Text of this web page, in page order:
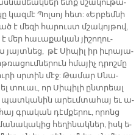
ետք մշա­կու­թա­
կազ­մէ Պոլ­սոյ հետ: «Եր­բեմ­նի
է մե­զի հա­րուստ մշա­կոյ­թով,
մեր հա­ւա­քա­կան յի­շո­ղու­
թէ Սի­պիլ իր իւ­րա­յա­
հմա­յիչ դրոշ­մը
սրտին մէջ: Թա­մար Սնա­
տուաւ, որ Սի­պի­լի ընտ­րեալ
պատ­կա­նին ա­րեւմ­տա­հայ եւ ա­
գրա­կան դէմ­քե­րու, ո­րոնց
հե­ղի­նակ­ներ, իսկ ե­